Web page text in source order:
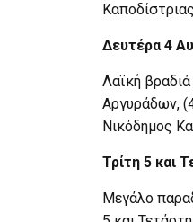
Δευτέρα 4
Λαϊκή
Αργυράδων,
Νικόδημος
Τρίτη 5 και
Μεγάλο